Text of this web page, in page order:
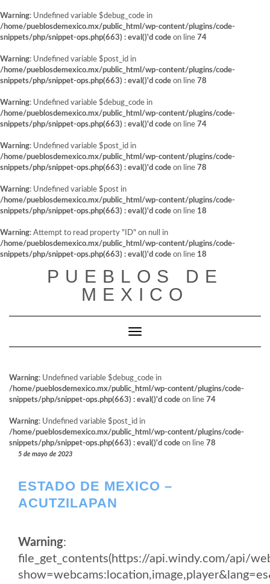
Warning: Undefined variable $debug_code in
/home/pueblosdemexico.mx/public_html/wp-content/plugins/code-
snippets/php/snippet-ops.php(663) : eval()'d code on line 74
Warning: Undefined variable $post_id in
/home/pueblosdemexico.mx/public_html/wp-content/plugins/code-
snippets/php/snippet-ops.php(663) : eval()'d code on line 78
Warning: Undefined variable $debug_code in
/home/pueblosdemexico.mx/public_html/wp-content/plugins/code-
snippets/php/snippet-ops.php(663) : eval()'d code on line 74
Warning: Undefined variable $post_id in
/home/pueblosdemexico.mx/public_html/wp-content/plugins/code-
snippets/php/snippet-ops.php(663) : eval()'d code on line 78
Warning: Undefined variable $post in
/home/pueblosdemexico.mx/public_html/wp-content/plugins/code-
snippets/php/snippet-ops.php(663) : eval()'d code on line 18
Warning: Attempt to read property "ID" on null in
/home/pueblosdemexico.mx/public_html/wp-content/plugins/code-
snippets/php/snippet-ops.php(663) : eval()'d code on line 18
PUEBLOS DE
MEXICO
Cambiar modo de navegación
Warning: Undefined variable $debug_code in
/home/pueblosdemexico.mx/public_html/wp-content/plugins/code-
snippets/php/snippet-ops.php(663) : eval()'d code on line 74
Warning: Undefined variable $post_id in
/home/pueblosdemexico.mx/public_html/wp-content/plugins/code-
snippets/php/snippet-ops.php(663) : eval()'d code on line 78
5 de mayo de 2023
ESTADO DE MEXICO –
ACUTZILAPAN
Warning:
file_get_contents(https://api.windy.com/api/